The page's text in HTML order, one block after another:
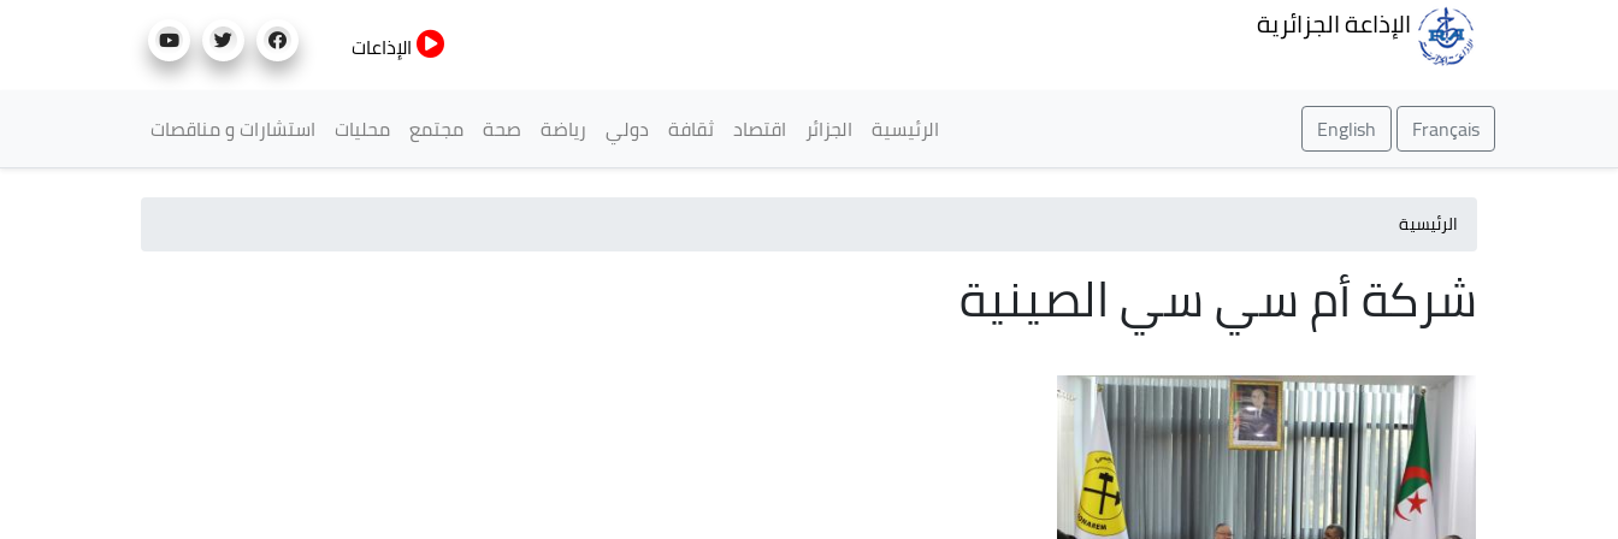
الإذاعة الجزائرية
الإذاعات
Français
English القائمة الرئيسية
الرئيسية الجزائر اقتصاد ثقافة دولي رياضة صحة مجتمع محليات استشارات و مناقصات
الرئيسية
شركة أم سي سي الصينية